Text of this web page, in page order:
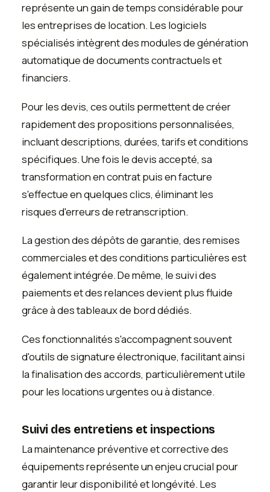
représente un gain de temps considérable pour
les entreprises de location. Les logiciels
spécialisés intègrent des modules de génération
automatique de documents contractuels et
financiers.
Pour les devis, ces outils permettent de créer
rapidement des propositions personnalisées,
incluant descriptions, durées, tarifs et conditions
spécifiques. Une fois le devis accepté, sa
transformation en contrat puis en facture
s'effectue en quelques clics, éliminant les
risques d'erreurs de retranscription.
La gestion des dépôts de garantie, des remises
commerciales et des conditions particulières est
également intégrée. De même, le suivi des
paiements et des relances devient plus fluide
grâce à des tableaux de bord dédiés.
Ces fonctionnalités s'accompagnent souvent
d'outils de signature électronique, facilitant ainsi
la finalisation des accords, particulièrement utile
pour les locations urgentes ou à distance.
Suivi des entretiens et inspections
La maintenance préventive et corrective des
équipements représente un enjeu crucial pour
garantir leur disponibilité et longévité. Les